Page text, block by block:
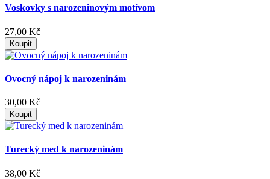
Voskovky s narozeninovým motívom
27,00 Kč
Koupit
Ovocný nápoj k narozeninám
30,00 Kč
Koupit
Turecký med k narozeninám
38,00 Kč